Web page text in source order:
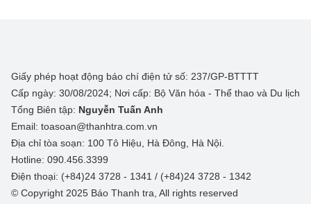
Giấy phép hoạt động báo chí điện tử số: 237/GP-BTTTT
Cấp ngày: 30/08/2024; Nơi cấp: Bộ Văn hóa - Thể thao và Du lịch
Tổng Biên tập: Nguyễn Tuấn Anh
Email: toasoan@thanhtra.com.vn
Địa chỉ tòa soạn: 100 Tô Hiệu, Hà Đông, Hà Nội.
Hotline: 090.456.3399
Điện thoại: (+84)24 3728 - 1341 / (+84)24 3728 - 1342
© Copyright 2025 Báo Thanh tra, All rights reserved